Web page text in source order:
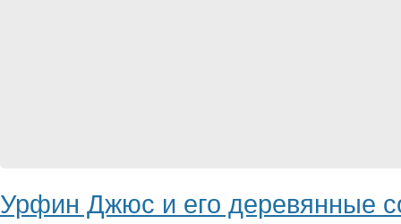
Урфин Джюс и его деревянные